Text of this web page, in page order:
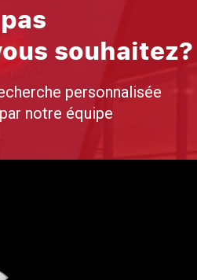
souhaitez?
personnalisée
notre équipe